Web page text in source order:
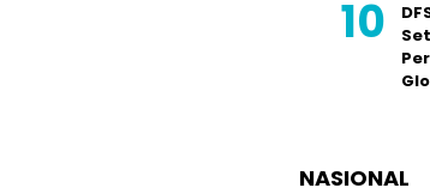
NASIONAL